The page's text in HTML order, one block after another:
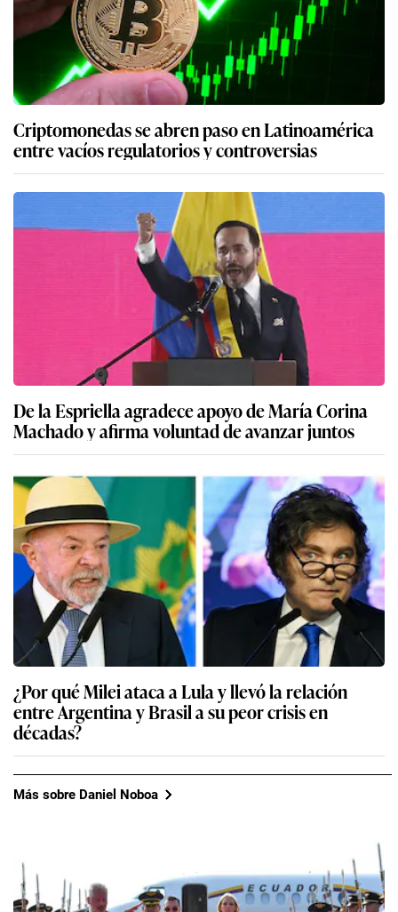
Criptomonedas se abren paso en Latinoamérica
entre vacíos regulatorios y controversias
De la Espriella agradece apoyo de María Corina
Machado y afirma voluntad de avanzar juntos
¿Por qué Milei ataca a Lula y llevó la relación
entre Argentina y Brasil a su peor crisis en
décadas?
Más sobre Daniel Noboa